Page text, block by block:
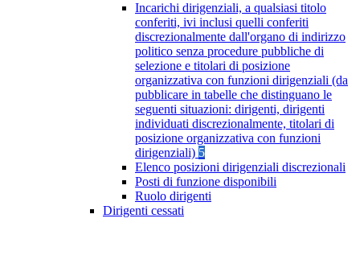
Incarichi dirigenziali, a qualsiasi titolo
conferiti, ivi inclusi quelli conferiti
discrezionalmente dall'organo di indirizzo
politico senza procedure pubbliche di
selezione e titolari di posizione
organizzativa con funzioni dirigenziali (da
pubblicare in tabelle che distinguano le
seguenti situazioni: dirigenti, dirigenti
individuati discrezionalmente, titolari di
posizione organizzativa con funzioni
dirigenziali) 5
Elenco posizioni dirigenziali discrezionali
Posti di funzione disponibili
Ruolo dirigenti
Dirigenti cessati